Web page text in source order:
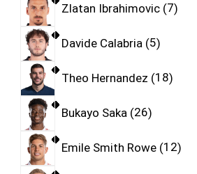
Zlatan Ibrahimovic 7
Davide Calabria 5
Theo Hernandez 18
Bukayo Saka 26
Emile Smith Rowe 12